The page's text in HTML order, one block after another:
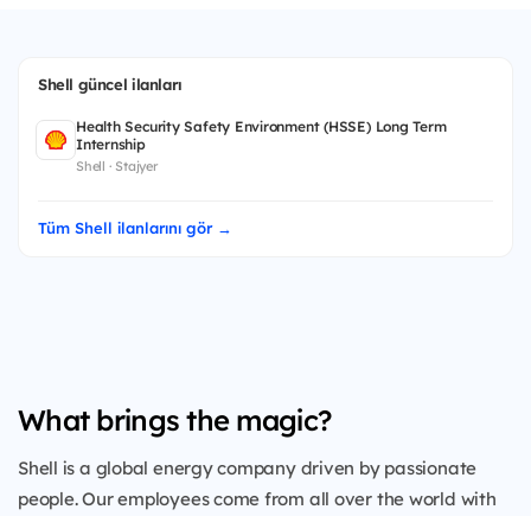
Shell güncel ilanları
Health Security Safety Environment (HSSE) Long Term
Internship
Shell · Stajyer
Tüm Shell ilanlarını gör →
What brings the magic?
Shell is a global energy company driven by passionate
people. Our employees come from all over the world with